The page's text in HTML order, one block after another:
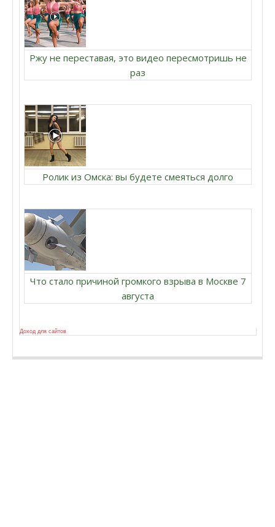
Ржу не переставая, это видео пересмотришь не
раз
Ролик из Омска: вы будете смеяться долго
Что стало причиной громкого взрыва в Москве 7
августа
Доход для сайтов